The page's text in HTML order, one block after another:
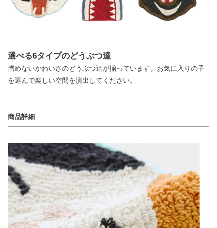
選べる6タイプのどうぶつ達
憎めないかわいさのどうぶつ達が揃っています。お気に入りの子
を選んで楽しい空間を演出してください。
商品詳細